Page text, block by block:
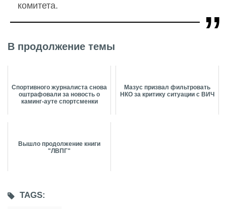
комитета.
В продолжение темы
Спортивного журналиста снова
оштрафовали за новость о
каминг-ауте спортсменки
Мазус призвал фильтровать
НКО за критику ситуации с ВИЧ
Вышло продолжение книги
"ЛВПГ"
TAGS: